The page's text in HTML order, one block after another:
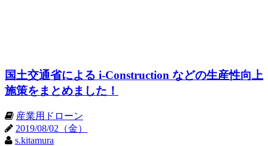
国土交通省による i-Construction などの生産性向上
施策をまとめました！
産業用ドローン
2019/08/02（金）
s.kitamura